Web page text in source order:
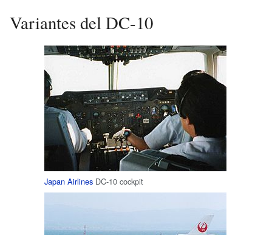
Variantes del DC-10
Japan Airlines DC-10 cockpit